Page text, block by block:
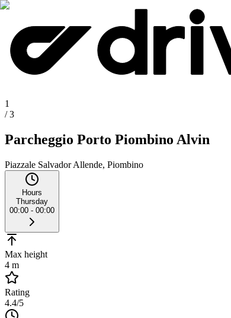
1
/3
Parcheggio Porto Piombino Alvin
Piazzale Salvador Allende, Piombino
Hours
Thursday
00:00 - 00:00
Max height
4 m
Rating
4.4/5